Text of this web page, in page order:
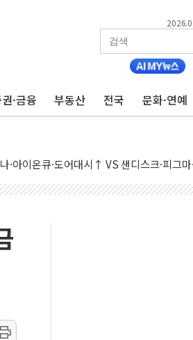
·금융 부동산 전국 문화·연예
으로 나토 회원국 공격 검토… 거짓 깃발
급 반대…상법·자본시장법 개정 논의"
주 차익실현 속 혼조세...웨스턴디지털·샌
·호르무즈 재개방 기대에 강세
호조까지, 상승...호실적 보고 기업 상승세
상…대응 1단계 진압 중